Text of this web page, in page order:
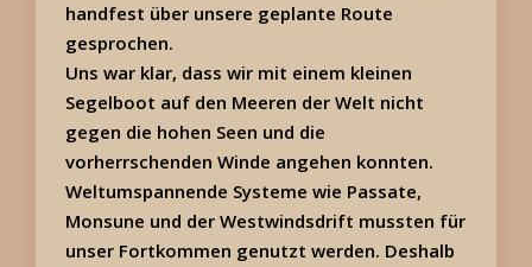
handfest über unsere geplante Route
gesprochen.
Uns war klar, dass wir mit einem kleinen
Segelboot auf den Meeren der Welt nicht
gegen die hohen Seen und die
vorherrschenden Winde angehen konnten.
Weltumspannende Systeme wie Passate,
Monsune und der Westwindsdrift mussten für
unser Fortkommen genutzt werden. Deshalb